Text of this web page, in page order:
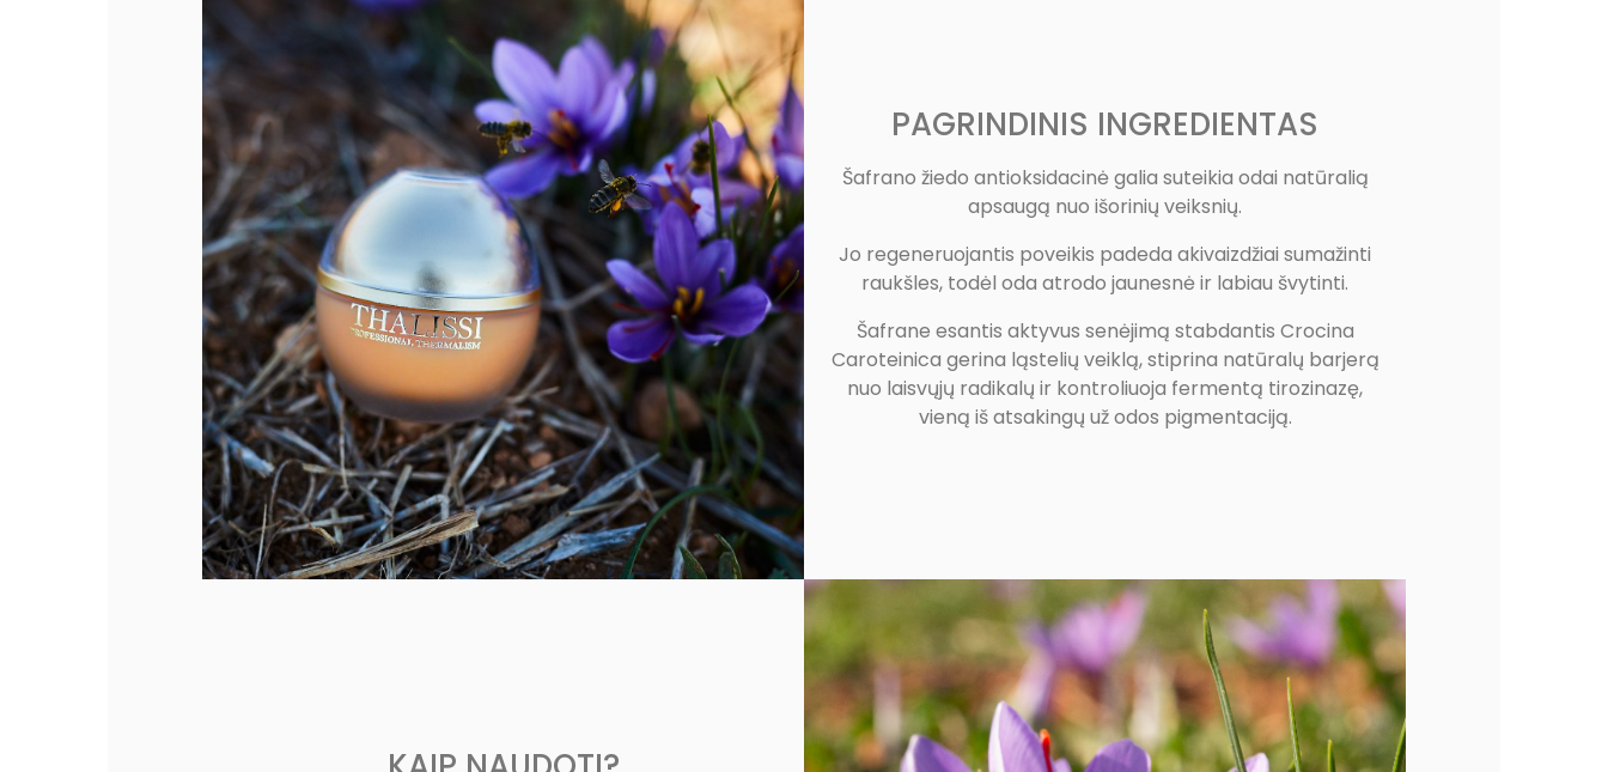
PAGRINDINIS INGREDIENTAS
Šafrano žiedo antioksidacinė galia suteikia odai natūralią
apsaugą nuo išorinių veiksnių.
Jo regeneruojantis poveikis padeda akivaizdžiai sumažinti
raukšles, todėl oda atrodo jaunesnė ir labiau švytinti.
Šafrane esantis aktyvus senėjimą stabdantis Crocina
Caroteinica gerina ląstelių veiklą, stiprina natūralų barjerą
nuo laisvųjų radikalų ir kontroliuoja fermentą tirozinazę,
vieną iš atsakingų už odos pigmentaciją.